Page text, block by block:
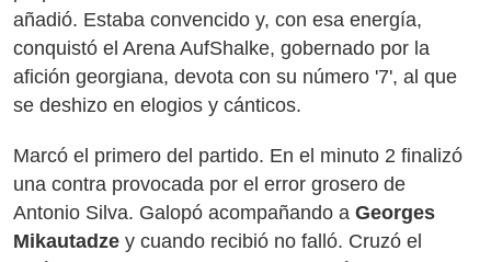
añadió. Estaba convencido y, con esa energía,
conquistó el Arena AufShalke, gobernado por la
afición georgiana, devota con su número '7', al que
se deshizo en elogios y cánticos.
Marcó el primero del partido. En el minuto 2 finalizó
una contra provocada por el error grosero de
Antonio Silva. Galopó acompañando a Georges
Mikautadze y cuando recibió no falló. Cruzó el